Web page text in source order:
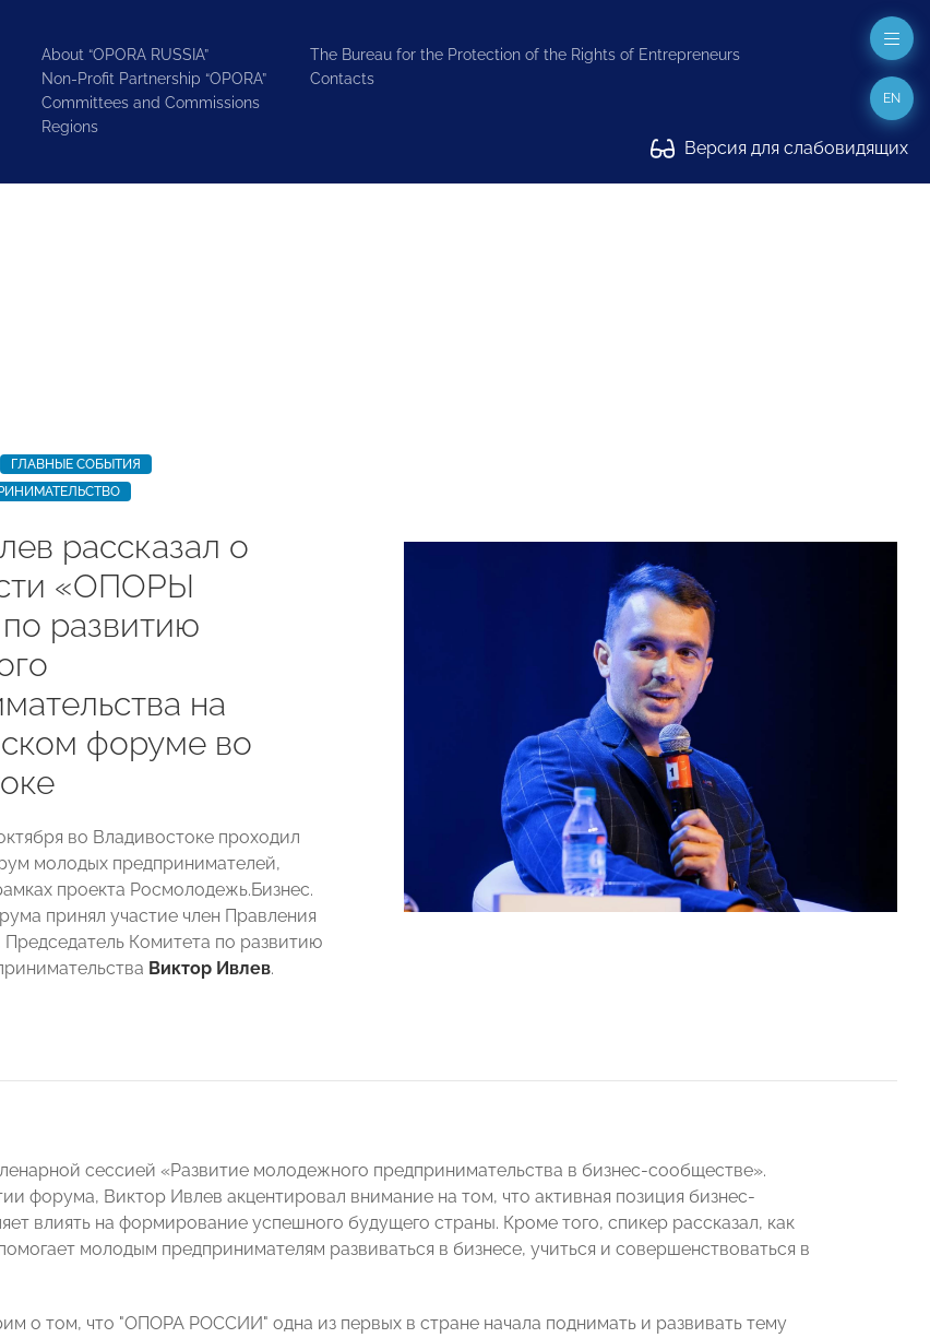
About “OPORA RUSSIA”
Non-Profit Partnership “OPORA”
Committees and Commissions
Regions
The Bureau for the Protection of the Rights of Entrepreneurs
Contacts
Версия для слабовидящих
EN
ГЛАВНЫЕ СОБЫТИЯ
рассказал о
«ОПОРЫ
развитию
на
форуме во
во Владивостоке проходил
молодых предпринимателей,
проекта Росмолодежь.Бизнес.
принял участие член Правления
Комитета по развитию
Виктор Ивлев.
сессией «Развитие молодежного предпринимательства в бизнес-сообществе».
форума, Виктор Ивлев акцентировал внимание на том, что активная позиция бизнес-
влиять на формирование успешного будущего страны. Кроме того, спикер рассказал, как
молодым предпринимателям развиваться в бизнесе, учиться и совершенствоваться в
о том, что "ОПОРА РОССИИ" одна из первых в стране начала поднимать и развивать тему